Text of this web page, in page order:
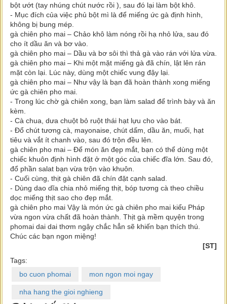
bột ướt (tay nhúng chút nước rồi ), sau đó lại làm bột khô.
- Mục đích của việc phủ bột mì là để miếng ức gà định hình,
không bị bung mép.
gà chiên pho mai – Chảo khô làm nóng rồi hạ nhỏ lửa, sau đó
cho ít dầu ăn và bơ vào.
gà chiên pho mai – Dầu và bơ sôi thì thả gà vào rán với lửa vừa.
gà chiên pho mai – Khi một mặt miếng gà đã chín, lật lên rán
mặt còn lại. Lúc này, dùng một chiếc vung đậy lại.
gà chiên pho mai – Như vậy là bạn đã hoàn thành xong miếng
ức gà chiên pho mai.
- Trong lúc chờ gà chiên xong, bạn làm salad để trình bày và ăn
kèm.
- Cà chua, dưa chuột bỏ ruột thái hạt lựu cho vào bát.
- Đổ chút tương cà, mayonaise, chút dấm, dầu ăn, muối, hạt
tiêu và vắt ít chanh vào, sau đó trộn đều lên.
gà chiên pho mai – Để món ăn đẹp mắt, bạn có thể dùng một
chiếc khuôn định hình đặt ở một góc của chiếc đĩa lớn. Sau đó,
đổ phần salat bạn vừa trộn vào khuôn.
- Cuối cùng, thịt gà chiên đã chín đặt cạnh salad.
- Dùng dao dĩa chia nhỏ miếng thịt, bóp tương cà theo chiều
dọc miếng thịt sao cho đẹp mắt.
gà chiên pho mai Vậy là món ức gà chiên pho mai kiểu Pháp
vừa ngon vừa chất đã hoàn thành. Thịt gà mềm quyện trong
phomai dai dai thơm ngậy chắc hẳn sẽ khiến bạn thích thú.
Chúc các bạn ngon miệng!
[ST]
Tags:
bo cuon phomai
mon ngon moi ngay
nha hang the gioi nghieng